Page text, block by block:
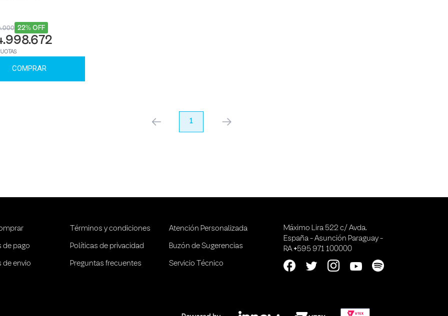
22% OFF
COMPRAR
anterior 1 próximo
de pago
de envio
Términos y condiciones
Políticas de privacidad
Preguntas frecuentes
Atención Personalizada
Buzón de Sugerencias
Servicio Técnico
Máximo Lira 522 c/ Avda.
España - Asunción Paraguay -
RA +595 971 100000